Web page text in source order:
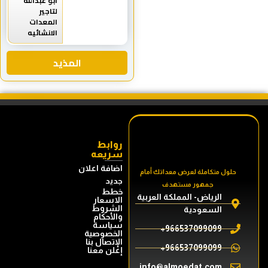
المذيد
لتاجير
المعدات
الانشائيه
حلول متكاملة لعرض معداتك أمام
جمهور مستهدف
الرياض- المملكة العربية
السعودية
966537099099+
966537099099+
روابط
سريعه
اضافة اعلان
جديد
خطط
الاسعار
الشروط
والأحكام
سياسة
الخصوصية
الإتصال بنا
إعلن معنا